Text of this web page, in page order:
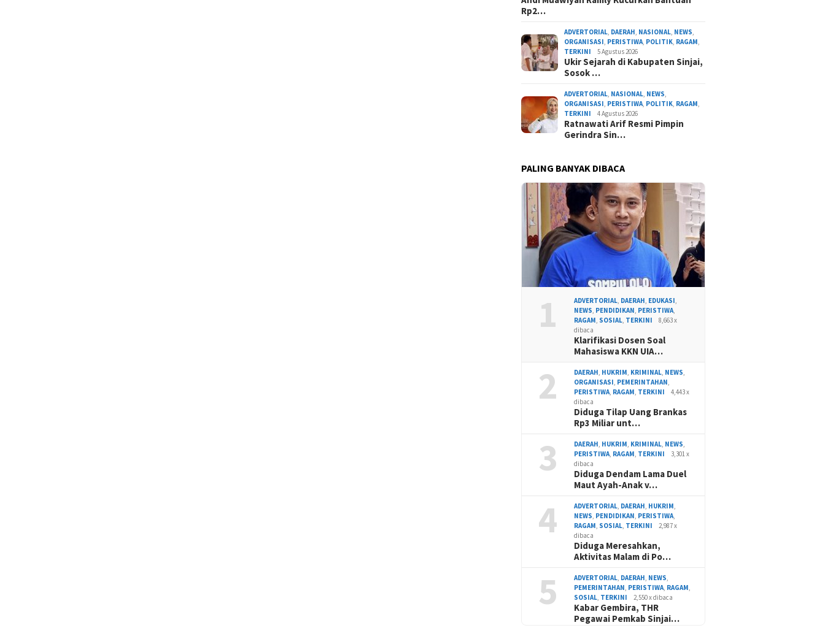
Rp2…
ADVERTORIAL DAERAH NASIONAL NEWS
ORGANISASI PERISTIWA POLITIK RAGAM
TERKINI
5 Agustus 2026
Ukir Sejarah di Kabupaten Sinjai,
Sosok …
ADVERTORIAL NASIONAL NEWS
ORGANISASI PERISTIWA POLITIK RAGAM
TERKINI
4 Agustus 2026
Ratnawati Arif Resmi Pimpin
Gerindra Sin…
PALING BANYAK DIBACA
1 ADVERTORIAL DAERAH EDUKASI
NEWS PENDIDIKAN PERISTIWA
RAGAM SOSIAL TERKINI
8,663 x
dibaca
Klarifikasi Dosen Soal
Mahasiswa KKN UIA…
2 DAERAH HUKRIM KRIMINAL NEWS
ORGANISASI PEMERINTAHAN
PERISTIWA RAGAM TERKINI
4,443 x
dibaca
Diduga Tilap Uang Brankas
Rp3 Miliar unt…
3 DAERAH HUKRIM KRIMINAL NEWS
PERISTIWA RAGAM TERKINI
3,301 x
dibaca
Diduga Dendam Lama Duel
Maut Ayah-Anak v…
4 ADVERTORIAL DAERAH HUKRIM
NEWS PENDIDIKAN PERISTIWA
RAGAM SOSIAL TERKINI
2,987 x
dibaca
Diduga Meresahkan,
Aktivitas Malam di Po…
5 ADVERTORIAL DAERAH NEWS
PEMERINTAHAN PERISTIWA RAGAM
SOSIAL TERKINI 2,550 x dibaca
Kabar Gembira, THR
Pegawai Pemkab Sinjai…